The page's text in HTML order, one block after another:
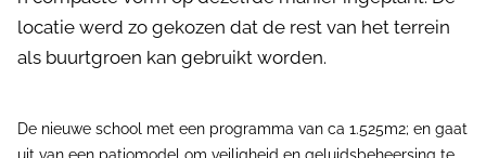
locatie werd zo gekozen dat de rest van het terrein
als buurtgroen kan gebruikt worden.
De nieuwe school met een programma van ca 1.525m2; en gaat